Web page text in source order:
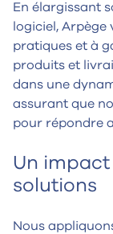
En élargissant
logiciel, Arpège
pratiques et à
produits et
dans une
assurant que
pour répondre
Un
solutions
Nous